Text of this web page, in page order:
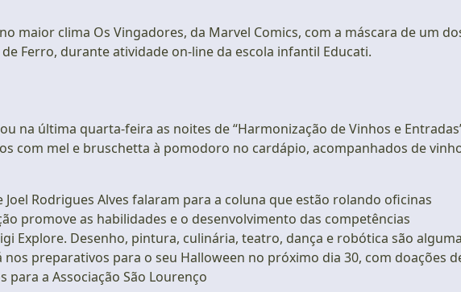
maior clima Os Vingadores, da Marvel Comics, com a máscara de um
Ferro, durante atividade on-line da escola infantil Educati.
na última quarta-feira as noites de “Harmonização de Vinhos e
com mel e bruschetta à pomodoro no cardápio, acompanhados de
Joel Rodrigues Alves falaram para a coluna que estão rolando oficinas
promove as habilidades e o desenvolvimento das competências
Explore. Desenho, pintura, culinária, teatro, dança e robótica são
nos preparativos para o seu Halloween no próximo dia 30, com doações
a Associação São Lourenço